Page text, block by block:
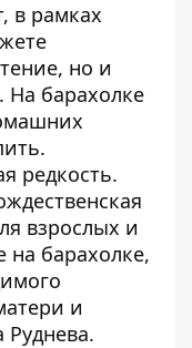
, в рамках
но и
барахолке
редкость.
взрослых и
на барахолке,
и